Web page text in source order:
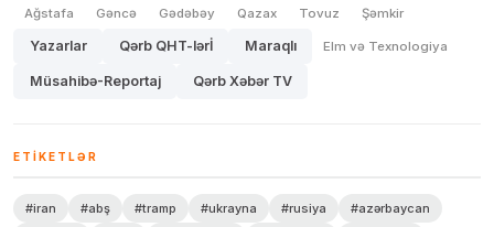
Ağstafa Gəncə Gədəbəy Qazax Tovuz Şəmkir
Yazarlar Qərb QHT-lərİ Maraqlı Elm və Texnologiya
Müsahibə-Reportaj Qərb Xəbər TV
ETIKETLƏR
#iran #abş #tramp #ukrayna #rusiya
#azərbaycan